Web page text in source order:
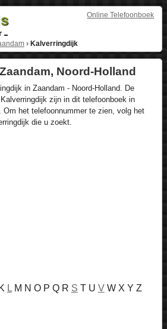
Online Telefoonboek
› Kalverringdijk
Noord-Holland
in Zaandam - Noord-Holland. De
zijn in dit telefoonboek in
Om het telefoonnummer te zien, volg het
die u zoekt.
LM N O P Q R S T U V W X Y Z